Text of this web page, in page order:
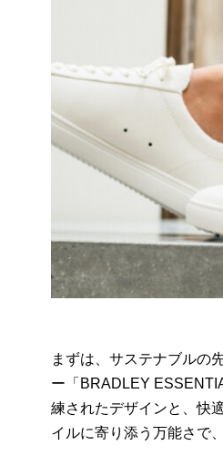
まずは、サステナブルの
ー「BRADLEY
練されたデザインと、快
イルに寄り添う万能さで